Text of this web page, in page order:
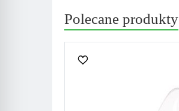
Polecane produkty